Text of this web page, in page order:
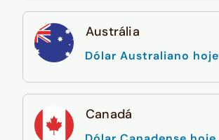
Austrália
Dólar Australiano hoje
Canadá